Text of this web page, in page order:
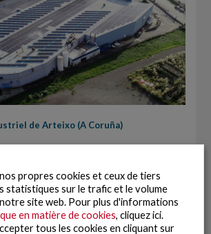
de Arteixo (A Coruña)
propres cookies et ceux de tiers
statistiques sur le trafic et le volume
site web. Pour plus d'informations
en matière de cookies, cliquez ici.
tous les cookies en cliquant sur